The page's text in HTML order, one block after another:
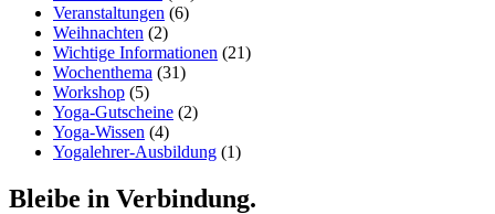
Veranstaltungen (6)
Weihnachten (2)
Wichtige Informationen (21)
Wochenthema (31)
Workshop (5)
Yoga-Gutscheine (2)
Yoga-Wissen (4)
Yogalehrer-Ausbildung (1)
Bleibe in Verbindung.